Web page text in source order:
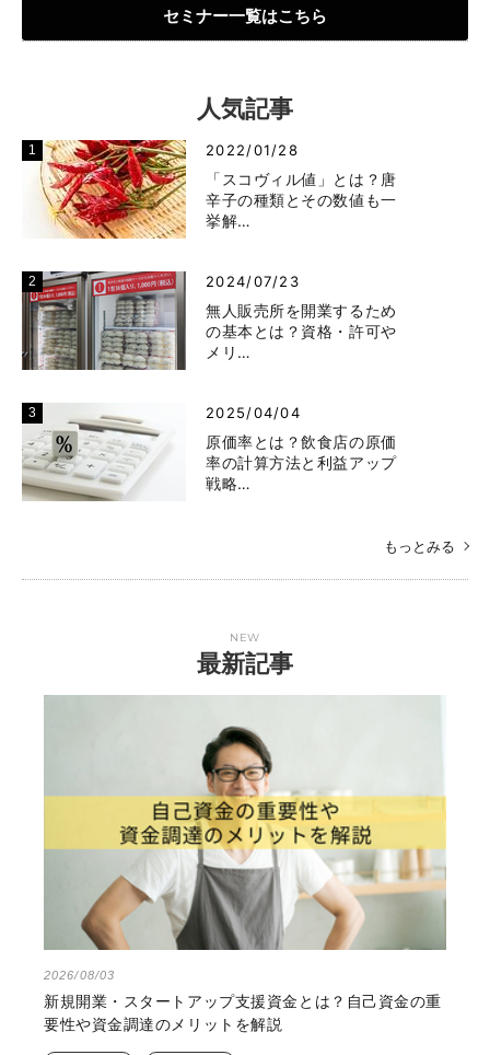
セミナー一覧はこちら
人気記事
2022/01/28
「スコヴィル値」とは？唐
辛子の種類とその数値も一
挙解…
2024/07/23
無人販売所を開業するため
の基本とは？資格・許可や
メリ…
2025/04/04
原価率とは？飲食店の原価
率の計算方法と利益アップ
戦略…
もっとみる
NEW
最新記事
2026/08/03
新規開業・スタートアップ支援資金とは？自己資金の重
要性や資金調達のメリットを解説